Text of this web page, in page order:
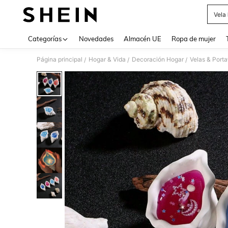
Vela
Categorías Novedades Almacén UE Ropa de mujer
Página principal / Hogar & Vida / Decoración Hogar / Velas &